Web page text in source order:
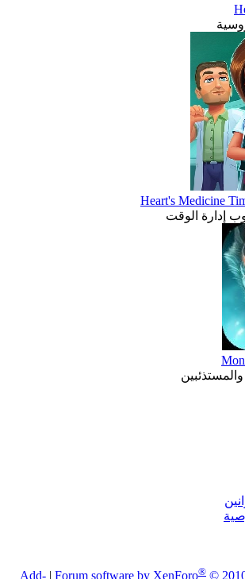
Heart's Medicine
إدارة الوقت
Forum software by XenForo® ©
|
Add-